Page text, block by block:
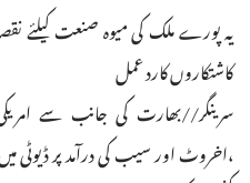
یہ پورے ملک کی میوہ صنعت کیلئے
کاشتکاروں کارد عمل
سرینگر//بھارت کی جانب سے
،اخروٹ اور سیب کی درآمد پر ڈیوٹی